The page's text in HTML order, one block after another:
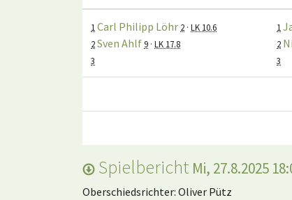
1 Carl Philipp Löhr 2 · LK 10.6
2Sven Ahlf9 · LK 17.8
3
1
2
3
Spielbericht Mi, 27.8.2025
Oberschiedsrichter: Oliver Pütz